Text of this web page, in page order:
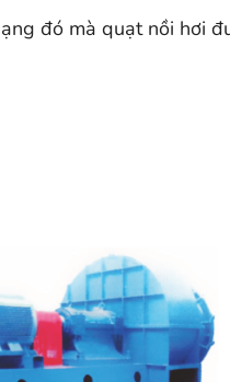
đó mà quạt nồi hơi